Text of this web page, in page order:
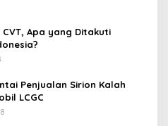
CVT, Apa yang Ditakuti
Penjualan Sirion Kalah
LCGC